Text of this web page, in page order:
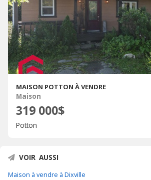
MAISON POTTON À VENDRE
Maison
319 000$
Potton
VOIR AUSSI
Maison à vendre à Dixville